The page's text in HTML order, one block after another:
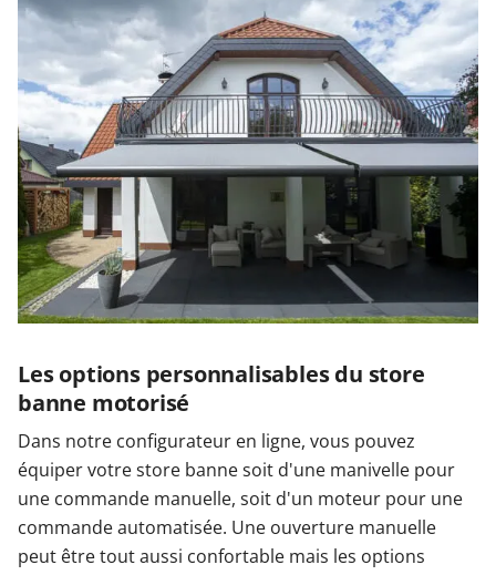
Les options personnalisables du store
banne motorisé
Dans notre configurateur en ligne, vous pouvez
équiper votre store banne soit d'une manivelle pour
une commande manuelle, soit d'un moteur pour une
commande automatisée. Une ouverture manuelle
peut être tout aussi confortable mais les options